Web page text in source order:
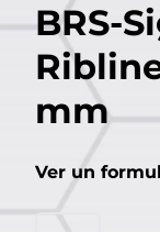
BRS-
mm
Ver un